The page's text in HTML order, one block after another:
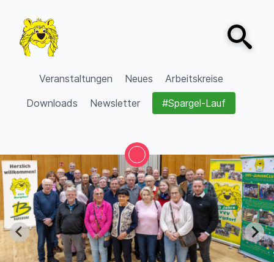
VVV Burgdorf
Veranstaltungen Neues
Arbeitskreise
Downloads
Newsletter #Spargel-Lauf
Open